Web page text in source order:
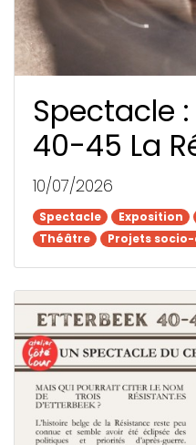
Spectacle Exposition
Théâtre
Projets
Spectacle
40-45 La
10/07/2026
Spectacle Exposition
Théâtre
Projets